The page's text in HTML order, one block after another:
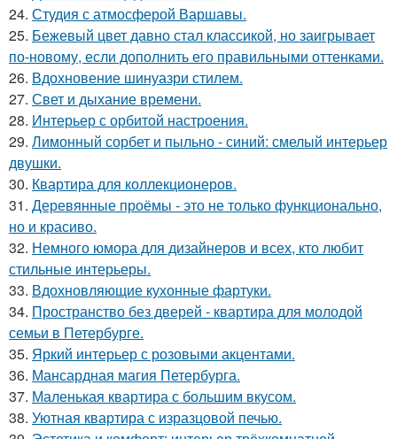
24. Студия с атмосферой Варшавы.
25. Бежевый цвет давно стал классикой, но заигрывает
по-новому, если дополнить его правильными оттенками.
26. Вдохновение шинуазри стилем.
27. Свет и дыхание времени.
28. Интерьер с орбитой настроения.
29. Лимонный сорбет и пыльно - синий: смелый интерьер
двушки.
30. Квартира для коллекционеров.
31. Деревянные проёмы - это не только функционально,
но и красиво.
32. Немного юмора для дизайнеров и всех, кто любит
стильные интерьеры.
33. Вдохновляющие кухонные фартуки.
34. Пространство без дверей - квартира для молодой
семьи в Петербурге.
35. Яркий интерьер с розовыми акцентами.
36. Мансардная магия Петербурга.
37. Маленькая квартира с большим вкусом.
38. Уютная квартира с изразцовой печью.